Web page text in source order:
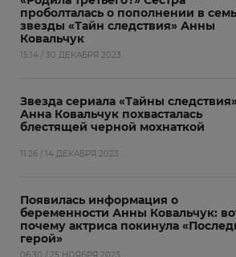
проболталась о пополнении в
звезды «Тайн следствия» Анны
Ковальчук
15:14 / 30 ДЕКАБРЯ 2023
Звезда сериала «Тайны следствия»
Анна Ковальчук похвасталась
блестящей черной мохнаткой
11:26 / 14 ДЕКАБРЯ 2023
Появилась информация о
беременности Анны Ковальчук:
почему актриса покинула
герой»